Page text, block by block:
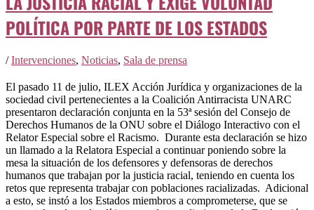
POLÍTICA POR PARTE DE LOS ESTADOS
/Intervenciones, Noticias, Sala de prensa
El pasado 11 de julio, ILEX Acción Jurídica y organizaciones de la
sociedad civil pertenecientes a la Coalición Antirracista UNARC
presentaron declaración conjunta en la 53ª sesión del Consejo de
Derechos Humanos de la ONU sobre el Diálogo Interactivo con el
Relator Especial sobre el Racismo. Durante esta declaración se hizo
un llamado a la Relatora Especial a continuar poniendo sobre la
mesa la situación de los defensores y defensoras de derechos
humanos que trabajan por la justicia racial, teniendo en cuenta los
retos que representa trabajar con poblaciones racializadas. Adicional
a esto, se instó a los Estados miembros a comprometerse, que se